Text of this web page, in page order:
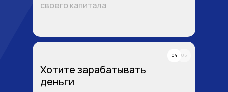
своего капитала
Хотите зарабатывать
деньги
05
04